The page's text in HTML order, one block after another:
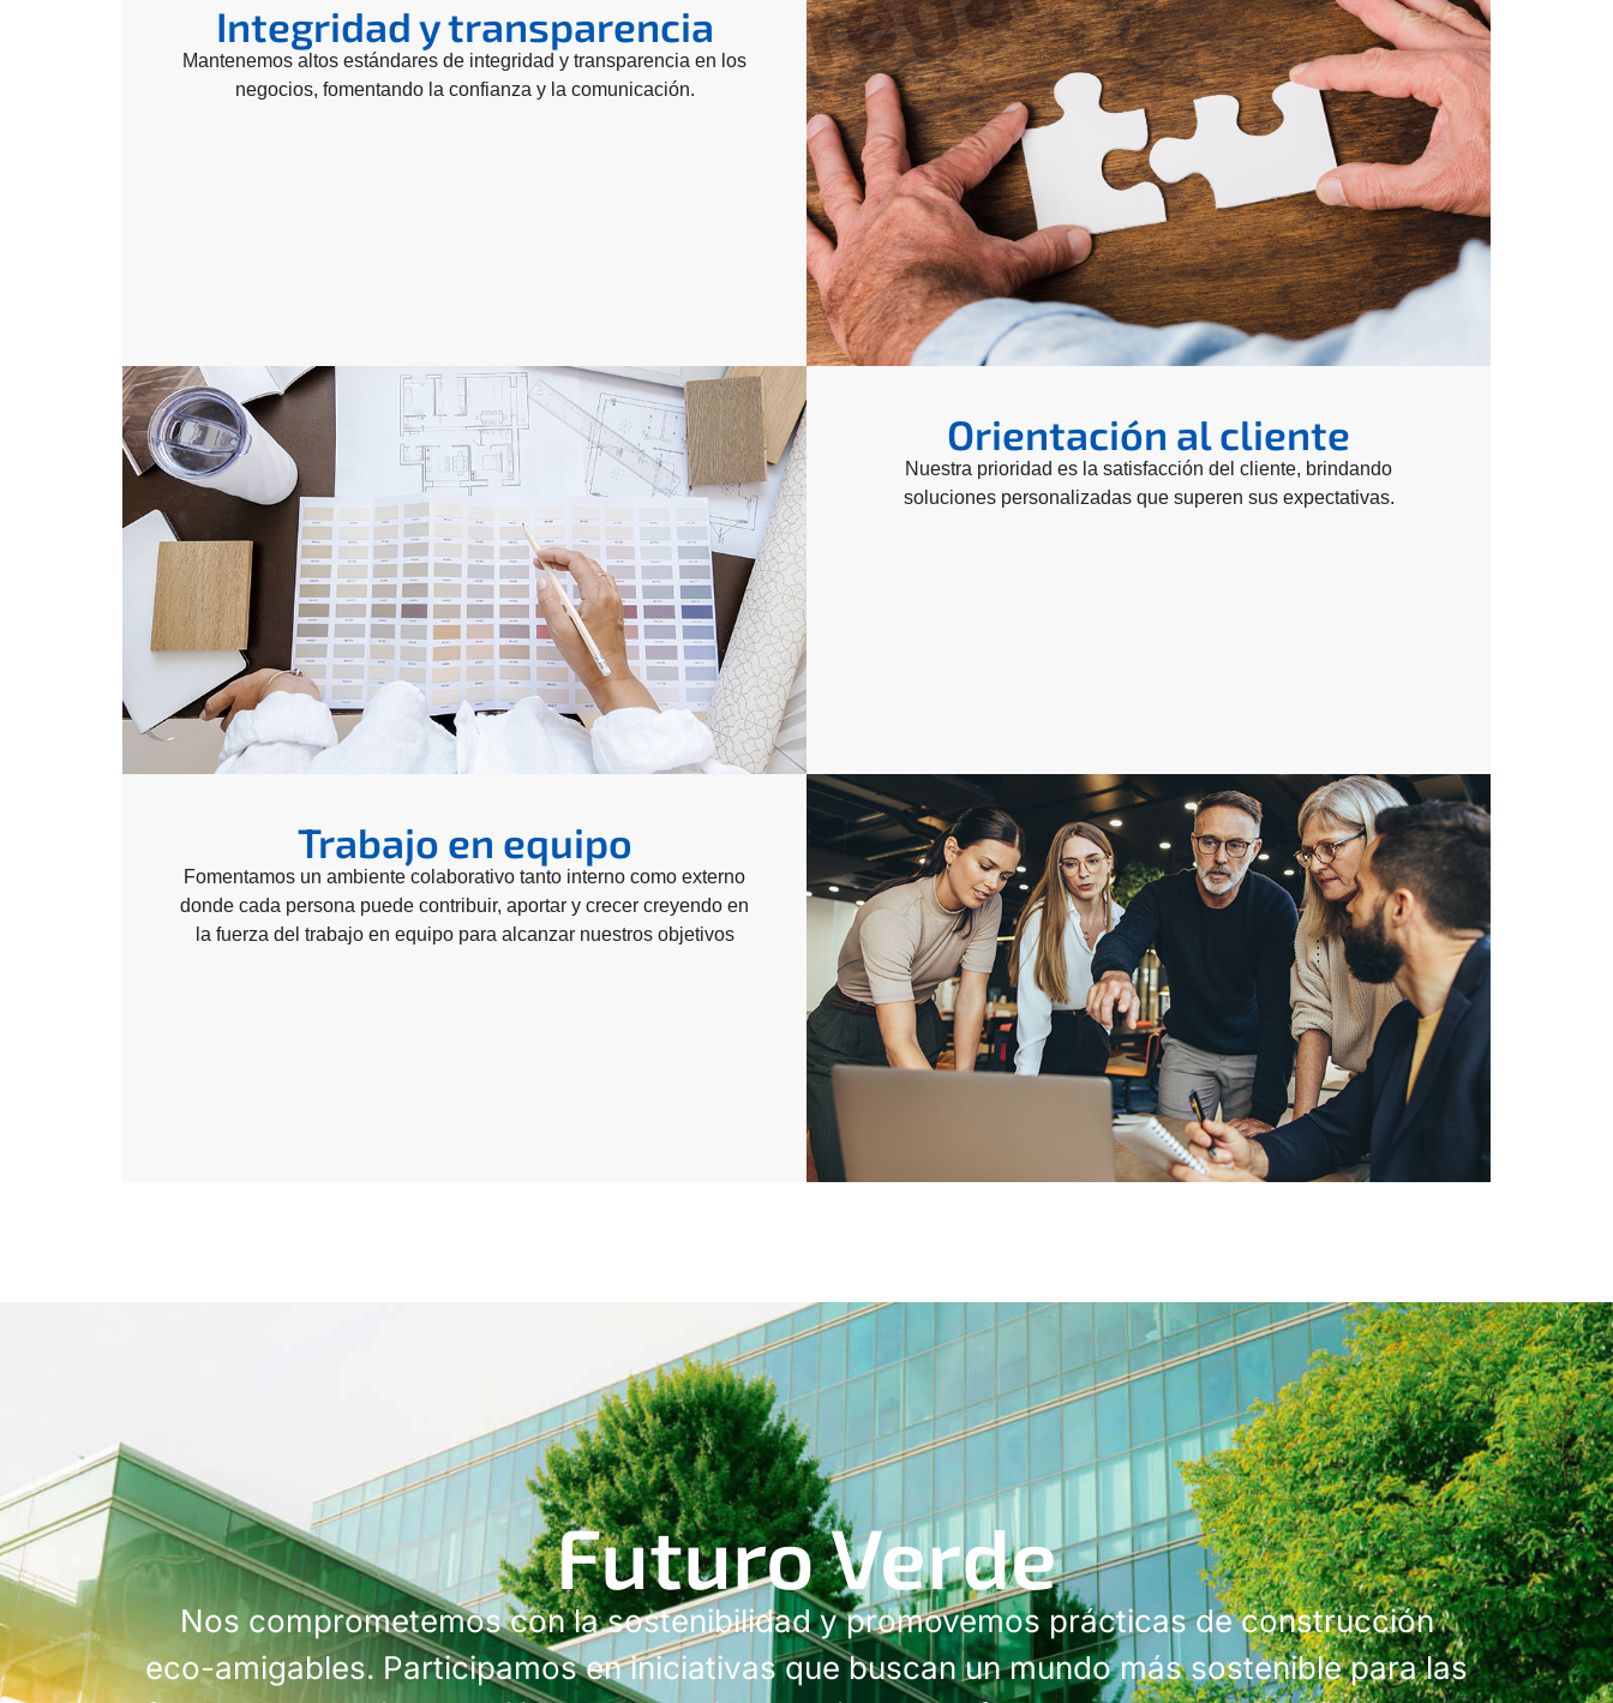
Integridad y transparencia
Mantenemos altos estándares de integridad y transparencia en los
negocios, fomentando la confianza y la comunicación.
Orientación al cliente
Nuestra prioridad es la satisfacción del cliente, brindando
soluciones personalizadas que superen sus expectativas.
Trabajo en equipo
Fomentamos un ambiente colaborativo tanto interno como externo
donde cada persona puede contribuir, aportar y crecer creyendo en
la fuerza del trabajo en equipo para alcanzar nuestros objetivos
Futuro Verde
Nos comprometemos con la sostenibilidad y promovemos prácticas de construcción
eco-amigables. Participamos en iniciativas que buscan un mundo más sostenible para las